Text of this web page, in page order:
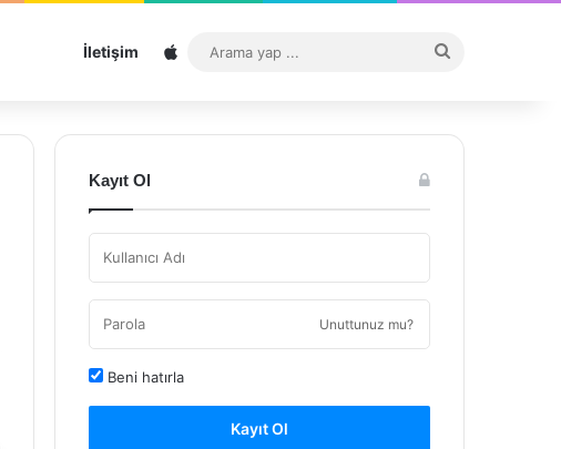
İletişim Sitemap
...
Kayıt Ol
Unuttunuz mu?
Beni hatırla
Kayıt Ol